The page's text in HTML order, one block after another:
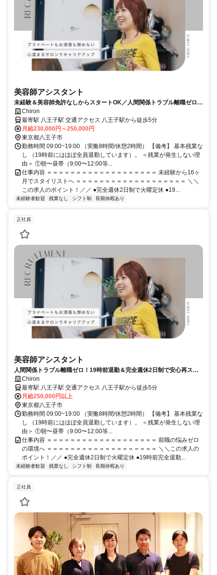
美容師アシスタント
未経験＆美容師免許なしからスタートOK／人間関係トラブル離職ゼロ！
19時前退勤＆完全週休2日制＊16カ月でスタイリストへ！
Chiron
最寄駅 八王子駅 交通アクセス 八王子駅から徒歩5分
月給230,000円～250,000円
東京都八王子市
勤務時間 09:00~19:00 （実働8時間/休憩2時間） 【備考】 基本残業な
し （19時前にはほぼ全員退勤しています）。 ＜残業が発生しない理
由＞ ①朝〜昼帯（9:00〜12:00等...
仕事内容 ＝＝＝＝＝＝＝＝＝＝＝＝＝＝＝＝＝＝＝ 未経験から16ヶ
月でスタイリストへ ＝＝＝＝＝＝＝＝＝＝＝＝＝＝＝＝＝＝＝ ＼＼
この求人のポイント！／／ ●完全週休2日制で火曜定休 ●19...
未経験者歓迎 残業なし シフト制 長期休暇あり
正社員
美容師アシスタント
人間関係トラブル離職ゼロ！19時前退勤＆完全週休2日制で安心再スタ
ート／アイリスト兼任OK！
Chiron
最寄駅 八王子駅 交通アクセス 八王子駅から徒歩5分
月給250,000円以上
東京都八王子市
勤務時間 09:00~19:00 （実働8時間/休憩2時間） 【備考】 基本残業な
し （19時前にはほぼ全員退勤しています）。 ＜残業が発生しない理
由＞ ①朝〜昼帯（9:00〜12:00等...
仕事内容 ＝＝＝＝＝＝＝＝＝＝＝＝＝＝＝＝＝＝＝ 前職の悩みゼロ
の環境へ ＝＝＝＝＝＝＝＝＝＝＝＝＝＝＝＝＝＝＝ ＼＼この求人の
ポイント！／／ ●完全週休2日制で火曜定休 ●19時前完全退勤...
未経験者歓迎 残業なし シフト制 長期休暇あり
正社員